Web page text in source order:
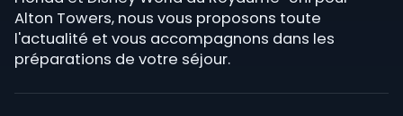
Alton Towers, nous vous proposons toute
l'actualité et vous accompagnons dans les
préparations de votre séjour.